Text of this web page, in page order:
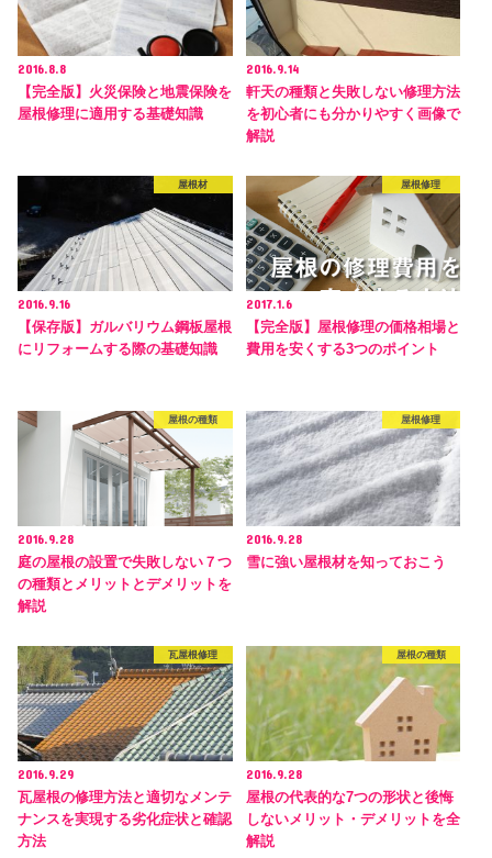
2016.8.8
【完全版】火災保険と地震保険を
屋根修理に適用する基礎知識
2016.9.14
軒天の種類と失敗しない修理方法
を初心者にも分かりやすく画像で
解説
屋根材
2016.9.16
【保存版】ガルバリウム鋼板屋根
にリフォームする際の基礎知識
屋根修理
2017.1.6
【完全版】屋根修理の価格相場と
費用を安くする3つのポイント
屋根の種類
2016.9.28
庭の屋根の設置で失敗しない７つ
の種類とメリットとデメリットを
解説
屋根修理
2016.9.28
雪に強い屋根材を知っておこう
瓦屋根修理
2016.9.29
瓦屋根の修理方法と適切なメンテ
ナンスを実現する劣化症状と確認
方法
屋根の種類
2016.9.28
屋根の代表的な7つの形状と後悔
しないメリット・デメリットを全
解説